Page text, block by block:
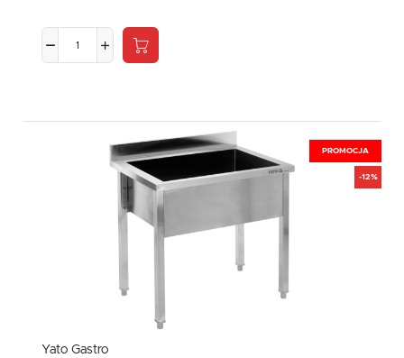
PROMOCJA
-12%
Yato Gastro